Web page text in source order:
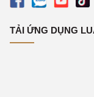
TẢI ỨNG DỤNG